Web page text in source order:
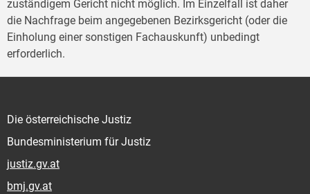
zuständigem Gericht nicht möglich. Im Einzelfall ist daher
die Nachfrage beim angegebenen Bezirksgericht (oder die
Einholung einer sonstigen Fachauskunft) unbedingt
erforderlich.
Die österreichische Justiz
Bundesministerium für Justiz
justiz.gv.at
bmj.gv.at